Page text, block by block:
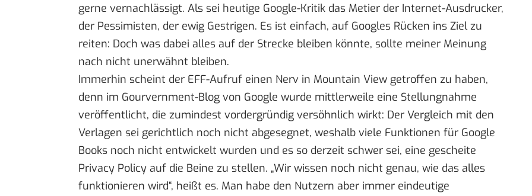
gerne vernachlässigt. Als sei heutige Google-Kritik das Metier der Internet-Ausdrucker,
der Pessimisten, der ewig Gestrigen. Es ist einfach, auf Googles Rücken ins Ziel zu
reiten: Doch was dabei alles auf der Strecke bleiben könnte, sollte meiner Meinung
nach nicht unerwähnt bleiben.
Immerhin scheint der EFF-Aufruf einen Nerv in Mountain View getroffen zu haben,
denn im Gourvernment-Blog von Google wurde mittlerweile eine Stellungnahme
veröffentlicht, die zumindest vordergründig versöhnlich wirkt: Der Vergleich mit den
Verlagen sei gerichtlich noch nicht abgesegnet, weshalb viele Funktionen für Google
Books noch nicht entwickelt wurden und es so derzeit schwer sei, eine gescheite
Privacy Policy auf die Beine zu stellen. „Wir wissen noch nicht genau, wie das alles
funktionieren wird“, heißt es. Man habe den Nutzern aber immer eindeutige